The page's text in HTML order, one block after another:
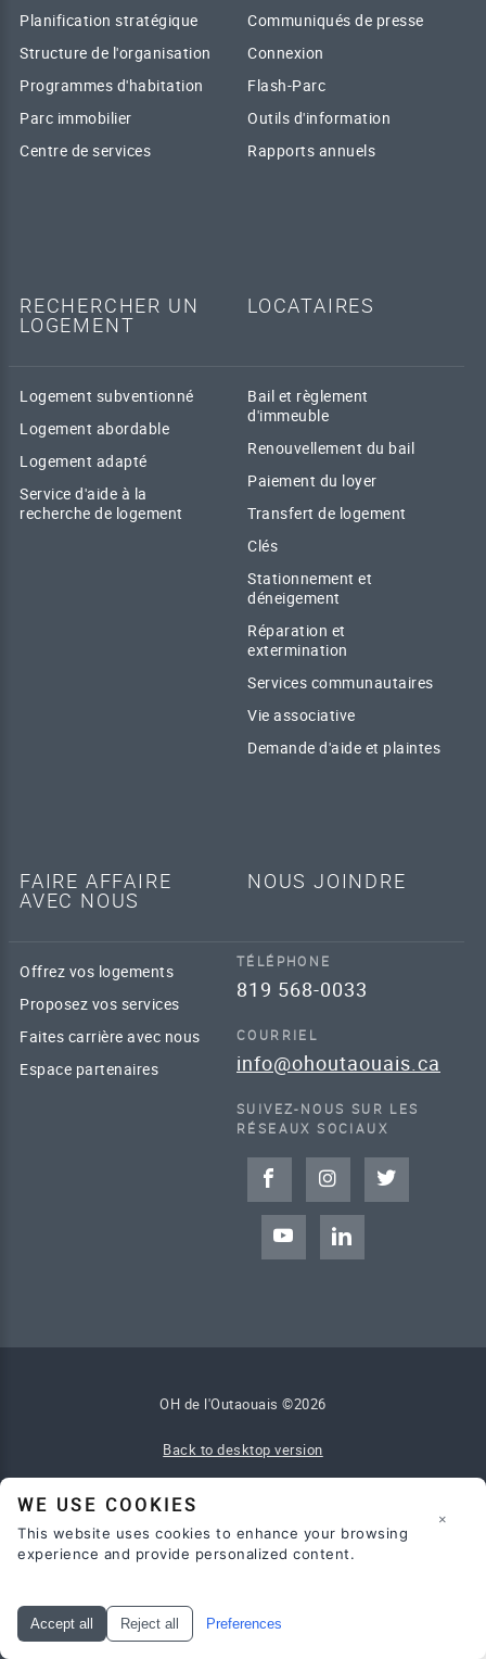
×
WE USE COOKIES
This website uses cookies to enhance your browsing
experience and provide personalized content.
Accept all Reject all Preferences
Planification stratégique
Structure de l'organisation
Programmes d'habitation
Parc immobilier
Centre de services
Communiqués de presse
Connexion
Flash-Parc
Outils d'information
Rapports annuels
RECHERCHER UN
LOGEMENT
Logement subventionné
Logement abordable
Logement adapté
Service d'aide à la
recherche de logement
LOCATAIRES
Bail et règlement
d'immeuble
Renouvellement du bail
Paiement du loyer
Transfert de logement
Clés
Stationnement et
déneigement
Réparation et
extermination
Services communautaires
Vie associative
Demande d'aide et plaintes
FAIRE AFFAIRE
AVEC NOUS
Offrez vos logements
Proposez vos services
Faites carrière avec nous
Espace partenaires
NOUS JOINDRE
TÉLÉPHONE
819 568-0033
COURRIEL
info@ohoutaouais.ca
SUIVEZ-NOUS SUR LES
RÉSEAUX SOCIAUX
OH de l'Outaouais ©2026
Back to desktop version
Réalisation / hébergement